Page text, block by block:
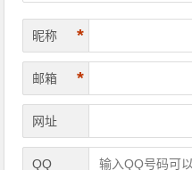
昵称 *
邮箱 *
网址
QQ